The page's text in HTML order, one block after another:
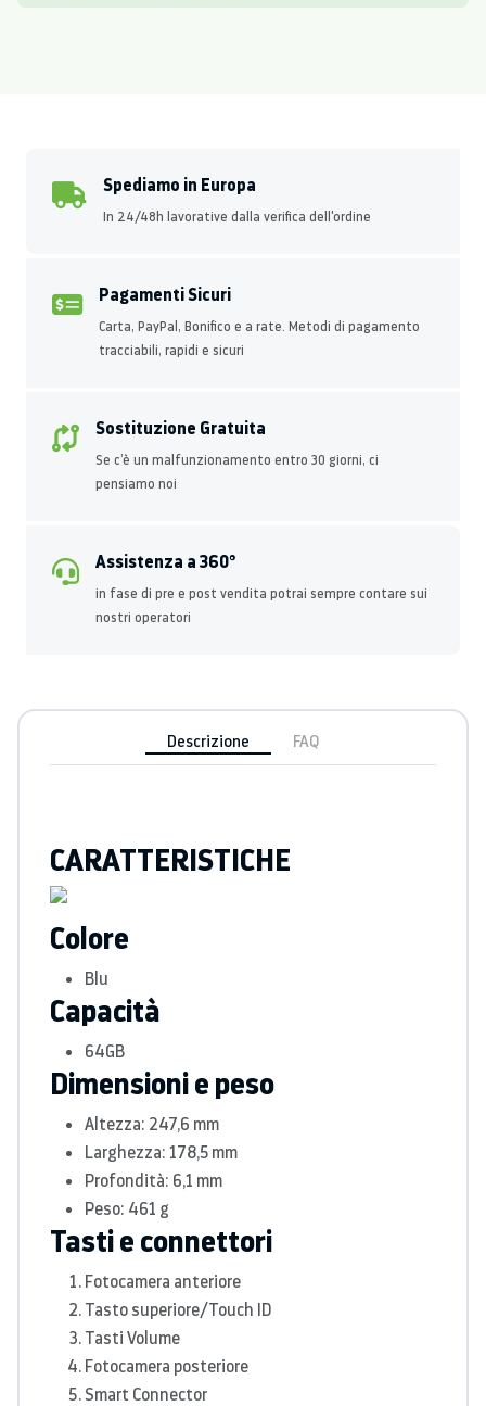
Spediamo in Europa
In 24/48h lavorative dalla verifica dell'ordine
Pagamenti Sicuri
Carta, PayPal, Bonifico e a rate. Metodi di pagamento
tracciabili, rapidi e sicuri
Sostituzione Gratuita
Se c’è un malfunzionamento entro 30 giorni, ci
pensiamo noi
Assistenza a 360°
in fase di pre e post vendita potrai sempre contare sui
nostri operatori
Descrizione FAQ
CARATTERISTICHE
Colore
Blu
Capacità
64GB
Dimensioni e peso
Altezza: 247,6 mm
Larghezza: 178,5 mm
Profondità: 6,1 mm
Peso: 461 g
Tasti e connettori
Fotocamera anteriore
Tasto superiore/Touch ID
Tasti Volume
Fotocamera posteriore
Smart Connector